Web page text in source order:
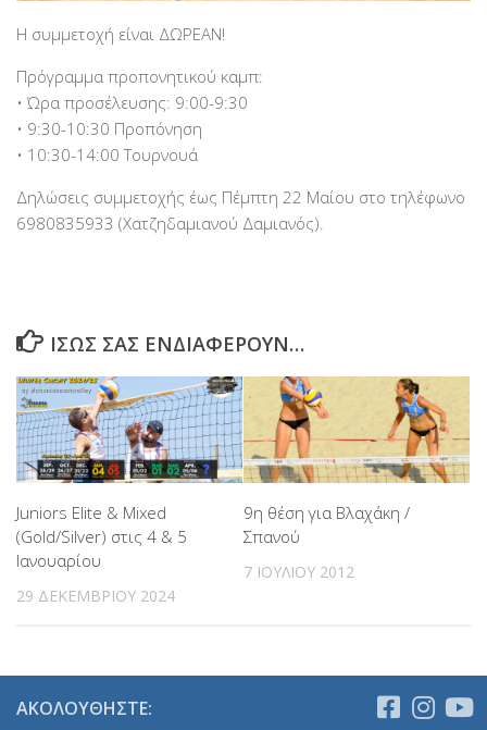
Η συμμετοχή είναι ΔΩΡΕΑΝ!
Πρόγραμμα προπονητικού καμπ:
• Ώρα προσέλευσης: 9:00-9:30
• 9:30-10:30 Προπόνηση
• 10:30-14:00 Τουρνουά
Δηλώσεις συμμετοχής έως Πέμπτη 22 Μαίου στο τηλέφωνο
6980835933 (Χατζηδαμιανού Δαμιανός).
ΊΣΩΣ ΣΑΣ ΕΝΔΙΑΦΈΡΟΥΝ…
Juniors Elite & Mixed
(Gold/Silver) στις 4 & 5
Ιανουαρίου
29 ΔΕΚΕΜΒΡΊΟΥ 2024
9η θέση για Βλαχάκη /
Σπανού
7 ΙΟΥΛΊΟΥ 2012
ΑΚΟΛΟΥΘΉΣΤΕ: